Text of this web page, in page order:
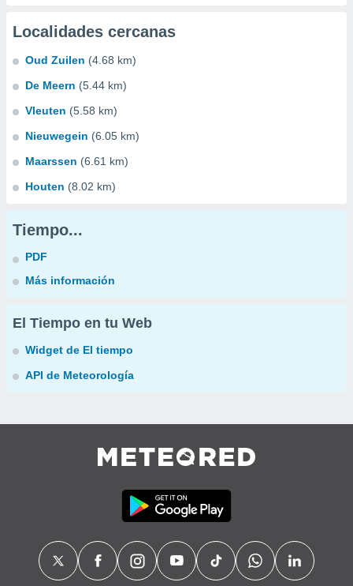
Localidades cercanas
Oud Zuilen (4.68 km)
De Meern (5.44 km)
Vleuten (5.58 km)
Nieuwegein (6.05 km)
Maarssen (6.61 km)
Houten (8.02 km)
Tiempo...
PDF
Más información
El Tiempo en tu Web
Widget de El tiempo
API de Meteorología